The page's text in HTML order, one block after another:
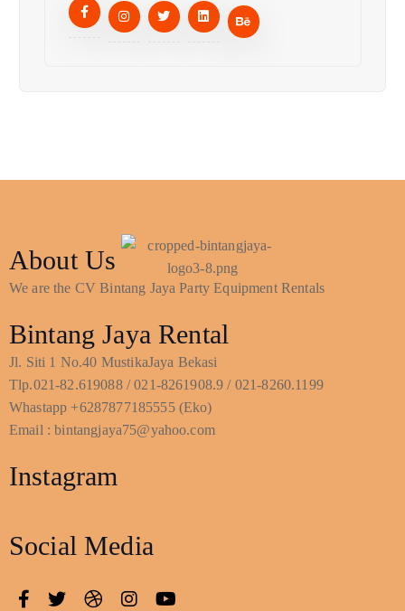
About Us
We are the CV Bintang Jaya Party Equipment Rentals
Bintang Jaya Rental
Jl. Siti 1 No.40 MustikaJaya Bekasi
Tlp.021-82.619088 / 021-8261908.9 / 021-8260.1199
Whastapp +6287877185555 (Eko)
Email : bintangjaya75@yahoo.com
Instagram
Social Media